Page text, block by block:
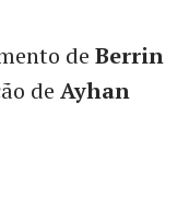
de Berrin
de Ayhan